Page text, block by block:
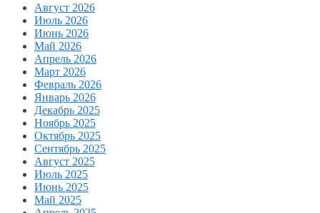
Август 2026
Июль 2026
Июнь 2026
Май 2026
Апрель 2026
Март 2026
Февраль 2026
Январь 2026
Декабрь 2025
Ноябрь 2025
Октябрь 2025
Сентябрь 2025
Август 2025
Июль 2025
Июнь 2025
Май 2025